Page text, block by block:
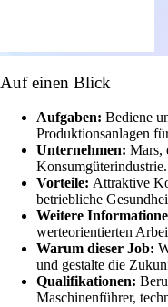
Auf einen Blick
Aufgaben: Bediene
Produktionsanlagen
Unternehmen: Mars,
Konsumgüterindustrie.
Vorteile: Attraktive
betriebliche
Weitere
werteorientierten
Warum dieser Job:
und gestalte die
Qualifikationen:
Maschinenführer,